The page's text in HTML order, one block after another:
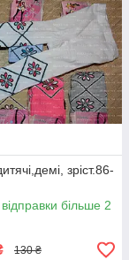
зріст.86-
більше 2
130 ₴